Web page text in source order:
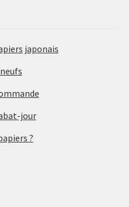
japonais
jour
?